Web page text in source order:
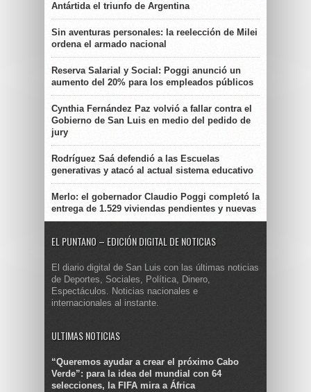
Antártida el triunfo de Argentina
Sin aventuras personales: la reelección de Milei
ordena el armado nacional
Reserva Salarial y Social: Poggi anunció un
aumento del 20% para los empleados públicos
Cynthia Fernández Paz volvió a fallar contra el
Gobierno de San Luis en medio del pedido de
jury
Rodríguez Saá defendió a las Escuelas
generativas y atacó al actual sistema educativo
Merlo: el gobernador Claudio Poggi completó la
entrega de 1.529 viviendas pendientes y nuevas
EL PUNTANO – EDICIÓN DIGITAL DE NOTICIAS
El diario digital de San Luis con las últimas noticias
de Deportes, Sociales, Política, Dinero,
Espectáculos. Noticias nacionales e
internacionales al instante.
ULTIMAS NOTICIAS
“Queremos ayudar a crear el próximo Cabo
Verde”: para la idea del mundial con 64
selecciones, la FIFA mira a África